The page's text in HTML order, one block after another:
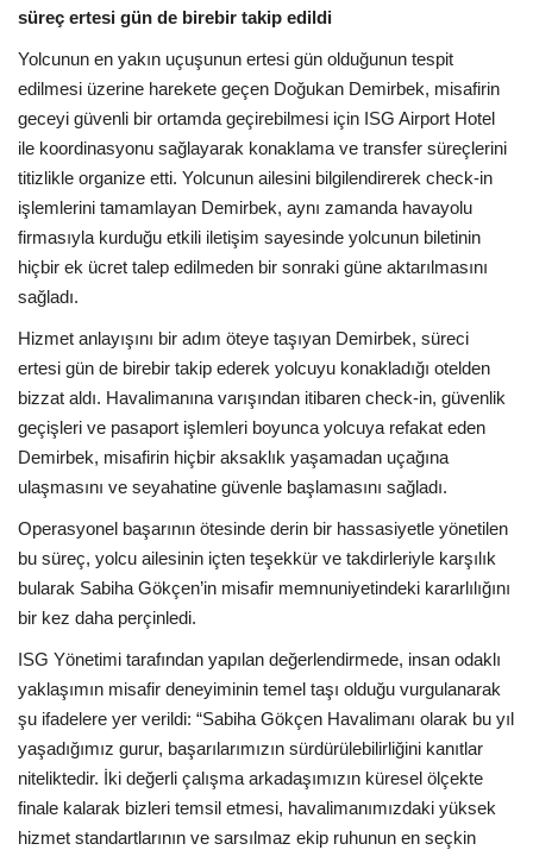
süreç ertesi gün de birebir takip edildi
Yolcunun en yakın uçuşunun ertesi gün olduğunun tespit
edilmesi üzerine harekete geçen Doğukan Demirbek, misafirin
geceyi güvenli bir ortamda geçirebilmesi için ISG Airport Hotel
ile koordinasyonu sağlayarak konaklama ve transfer süreçlerini
titizlikle organize etti. Yolcunun ailesini bilgilendirerek check-in
işlemlerini tamamlayan Demirbek, aynı zamanda havayolu
firmasıyla kurduğu etkili iletişim sayesinde yolcunun biletinin
hiçbir ek ücret talep edilmeden bir sonraki güne aktarılmasını
sağladı.
Hizmet anlayışını bir adım öteye taşıyan Demirbek, süreci
ertesi gün de birebir takip ederek yolcuyu konakladığı otelden
bizzat aldı. Havalimanına varışından itibaren check-in, güvenlik
geçişleri ve pasaport işlemleri boyunca yolcuya refakat eden
Demirbek, misafirin hiçbir aksaklık yaşamadan uçağına
ulaşmasını ve seyahatine güvenle başlamasını sağladı.
Operasyonel başarının ötesinde derin bir hassasiyetle yönetilen
bu süreç, yolcu ailesinin içten teşekkür ve takdirleriyle karşılık
bularak Sabiha Gökçen’in misafir memnuniyetindeki kararlılığını
bir kez daha perçinledi.
ISG Yönetimi tarafından yapılan değerlendirmede, insan odaklı
yaklaşımın misafir deneyiminin temel taşı olduğu vurgulanarak
şu ifadelere yer verildi: “Sabiha Gökçen Havalimanı olarak bu yıl
yaşadığımız gurur, başarılarımızın sürdürülebilirliğini kanıtlar
niteliktedir. İki değerli çalışma arkadaşımızın küresel ölçekte
finale kalarak bizleri temsil etmesi, havalimanımızdaki yüksek
hizmet standartlarının ve sarsılmaz ekip ruhunun en seçkin